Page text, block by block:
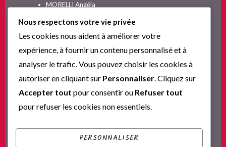
MORELLI Angéla
NELSON SPIELMAN Lori
Non classé
PINGUILLY Yves
RIVA Alex
SESKIS Tina
SOLNON Jean-François
Nous respectons votre vie privée
Les cookies nous aident à améliorer votre
expérience, à fournir un contenu personnalisé et à
analyser le trafic. Vous pouvez choisir les cookies à
autoriser en cliquant sur Personnaliser . Cliquez sur
Accepter tout pour consentir ou Refuser tout
pour refuser les cookies non essentiels.
PERSONNALISER